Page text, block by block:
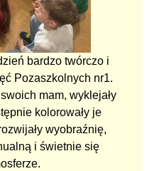
bardzo twórczo i
Pozaszkolnych nr1.
mam, wyklejały
kolorowały je
wyobraźnię,
i świetnie się